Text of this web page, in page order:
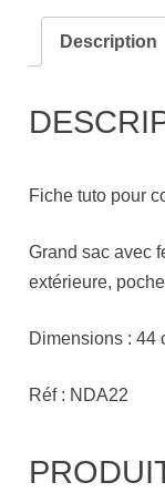
Description
Fiche tuto pour
Grand sac avec
extérieure,
Dimensions : 44
Réf : NDA22